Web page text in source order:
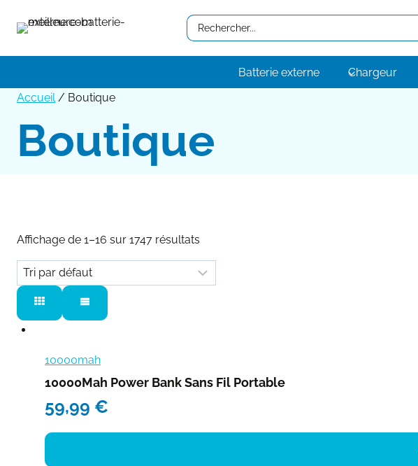
Search
…
Batterie externe Chargeur
Accueil / Boutique
Boutique
Affichage de 1–16 sur 1747 résultats
10000mah
10000Mah Power Bank Sans Fil Portable
59,99 €